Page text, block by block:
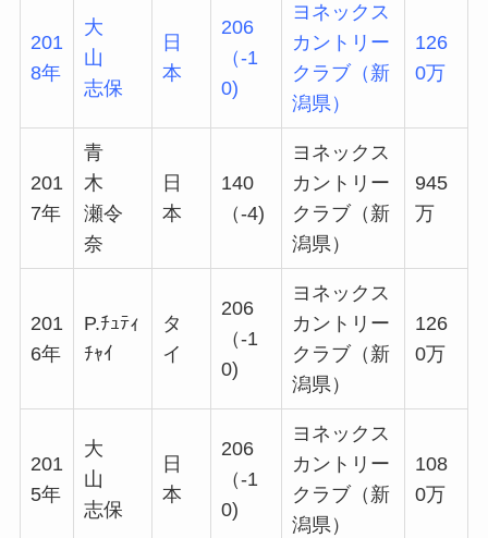
201
8年
大
山
志保
日
本
206
（-1
0)
ヨネックス
カントリー
クラブ（新
潟県）
126
0万
201
7年
青
木
瀬令
奈
日
本
140
（-4)
ヨネックス
カントリー
クラブ（新
潟県）
945
万
201
6年
P.ﾁｭﾃｨ
ﾁｬｲ
タ
イ
206
（-1
0)
ヨネックス
カントリー
クラブ（新
潟県）
126
0万
201
5年
大
山
志保
日
本
206
（-1
0)
ヨネックス
カントリー
クラブ（新
潟県）
108
0万